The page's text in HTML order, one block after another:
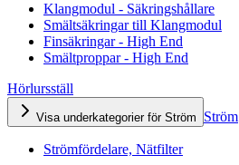
Klangmodul - Säkringshållare
Smältsäkringar till Klangmodul
Finsäkringar - High End
Smältproppar - High End
Hörlursställ
Visa underkategorier för Ström Ström
Strömfördelare, Nätfilter